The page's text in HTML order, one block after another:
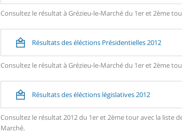
Consultez le résultat à Grézieu-le-Marché du 1er et 2ème
Résultats des éléctions Présidentielles 2012
Consultez le résultat à Grézieu-le-Marché du 1er et 2ème
Résultats des éléctions législatives 2012
Consultez le résultat 2012 du 1er et 2ème tour avec la liste
Marché.